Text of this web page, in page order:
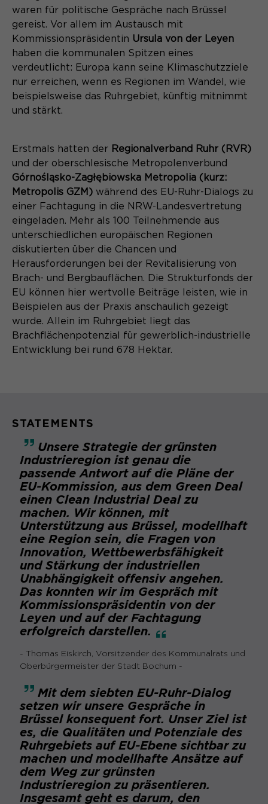
Zweck
Content Management System dieser
Webseite. Diese Basis-Cookies sind
unerlässlich, damit Ihr Besuch auf der
Website angenehm und flüssig wird:
Sie ermöglichen es der Website, Sie
zu erkennen und somit Ihre Sitzung
offen zu halten. Es speichert bei
einem Benutzer-Login für einen
Datenbankeintrag des Nutzers.
Name PHPSESSID
Anbieter Session-Cookies
Laufzeit
Schließen des Browsers wieder
gelöscht.
Zweck
PHPs Standard Sitzungs- Identifikation
(Formulare).
Laufzeit
Zweck
Dieser Cookie teilt der Webseite mit,
ob ein Besucher im Typo3-Backend
angemeldet ist und die Rechte besitzt
diese zu verwalten.
Name cookie_optin
Anbieter Sgalinski
Laufzeit 1 Monat
Speichert den Zustimmungsstatus des
aktuellen Domäne.
Name _pk_id*
Anbieter Matomo
Zweck
Dient zur anonymen
Wiedererkennung eines Besuchers.
Name _pk_ses*
Anbieter Matomo
Laufzeit 30 Minuten
Zweck
Speichert vorübergehend Daten der
aktuellen Sitzung.
Name _pk_ref.*
Anbieter Matomo
Laufzeit
Name
Anbieter Matomo
Laufzeit Sitzung
Zweck
Temporäre Session-ID, ohne
personenbezogene Daten.
Cookie-Informationen
Aktivierung Mehrsprachigkeit
Diese Cookies ermöglichen die automatische
Übersetzung der Website-Inhalte durch GTranslate.
Name googtrans
Laufzeit 1 Jahr
Zweck
Speichert die vom Nutzer gewählte
Sprache für die automatische
Übersetzung der Website.
Cookie-Informationen
waren für politische Gespräche nach Brüssel
gereist. Vor allem im Austausch mit
Kommissionspräsidentin Ursula von der Leyen
haben die kommunalen Spitzen eines
verdeutlicht: Europa kann seine Klimaschutzziele
nur erreichen, wenn es Regionen im Wandel, wie
beispielsweise das Ruhrgebiet, künftig mitnimmt
und stärkt.
Erstmals hatten der Regionalverband Ruhr (RVR)
und der oberschlesische Metropolenverbund
Górnośląsko-Zagłębiowska Metropolia (kurz:
Metropolis GZM) während des EU-Ruhr-Dialogs zu
einer Fachtagung in die NRW-Landesvertretung
eingeladen. Mehr als 100 Teilnehmende aus
unterschiedlichen europäischen Regionen
diskutierten über die Chancen und
Herausforderungen bei der Revitalisierung von
Brach- und Bergbauflächen. Die Strukturfonds der
EU können hier wertvolle Beiträge leisten, wie in
Beispielen aus der Praxis anschaulich gezeigt
wurde. Allein im Ruhrgebiet liegt das
Brachflächenpotenzial für gewerblich-industrielle
Entwicklung bei rund 678 Hektar.
STATEMENTS
Unsere Strategie der grünsten
Industrieregion ist genau die
passende Antwort auf die Pläne der
EU-Kommission, aus dem Green Deal
einen Clean Industrial Deal zu
machen. Wir können, mit
Unterstützung aus Brüssel, modellhaft
eine Region sein, die Fragen von
Innovation, Wettbewerbsfähigkeit
und Stärkung der industriellen
Unabhängigkeit offensiv angehen.
Das konnten wir im Gespräch mit
Kommissionspräsidentin von der
Leyen und auf der Fachtagung
erfolgreich darstellen.
- Thomas Eiskirch, Vorsitzender des Kommunalrats und
Oberbürgermeister der Stadt Bochum -
Mit dem siebten EU-Ruhr-Dialog
setzen wir unsere Gespräche in
Brüssel konsequent fort. Unser Ziel ist
es, die Qualitäten und Potenziale des
Ruhrgebiets auf EU-Ebene sichtbar zu
machen und modellhafte Ansätze auf
dem Weg zur grünsten
Industrieregion zu präsentieren.
Insgesamt geht es darum, den